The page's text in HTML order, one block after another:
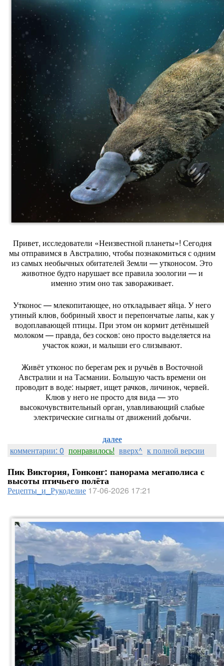
Привет, исследователи «Неизвестной планеты»! Сегодня
мыотправимсяв Австралию, чтобыпознакомитьсясодним
изсамыхнеобычныхобитателей Земли — утконосом. Это
животноебудтонарушаетвсеправилазоологии — и
именноэтимонотакзавораживает.
Утконос— млекопитающее, нооткладываетяйца. Унего
утиный клюв, бобриный хвости перепончатыелапы, каку
водоплавающей птицы. При этомон кормитдетёнышей
молоком— правда, безсосков: онопростовыделяетсяна
участоккожи, и малыши егослизывают.
Живётутконоспоберегамреки ручьёв в Восточной
Австралии и наТасмании. Большуючастьвремени он
проводитв воде: ныряет, ищетрачков, личинок, червей.
Клюв унегонепростодлявида— это
высокочувствительный орган, улавливающий слабые
электрическиесигналыотдвижений добычи.
далее
комментарии: 0 понравилось! вверх^ к полной версии
Пик Виктория, Гонконг: панорама мегаполиса с
высоты птичьего полёта
Рецепты_и_Рукоделие 17-06-2026 17:21